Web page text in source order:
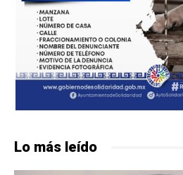
Lo más leído